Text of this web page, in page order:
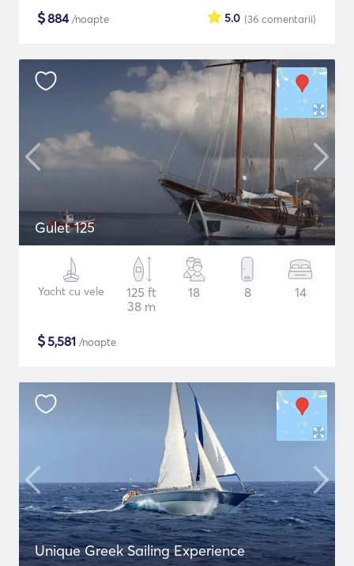
$884/noapte (36 comentarii)
5.0
Gulet 125
Yacht cu vele
125 ft
38 m
18 8 14
$5,581 /noapte
Unique Greek Sailing Experience